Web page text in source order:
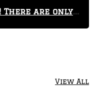
There are only
View All